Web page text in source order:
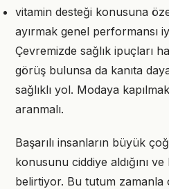
vitamin desteği konusuna
ayırmak genel performansı
Çevremizde sağlık ipuçları
görüş bulunsa da kanıta
sağlıklı yol. Modaya
aranmalı.
Başarılı insanların büyük
konusunu ciddiye aldığını ve
belirtiyor. Bu tutum zamanla